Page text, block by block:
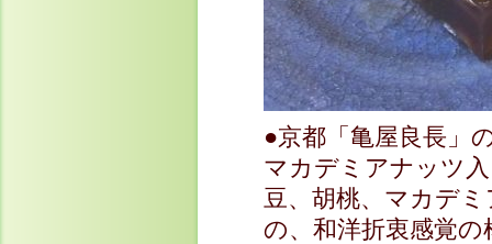
●京都「亀屋良長」
マカデミアナッツ
豆、胡桃、マカデ
の、和洋折衷感覚の